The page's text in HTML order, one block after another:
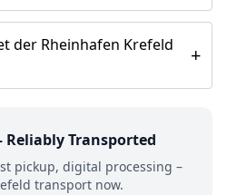
der Rheinhafen Krefeld
+
Reliably Transported
pickup, digital processing –
transport now.